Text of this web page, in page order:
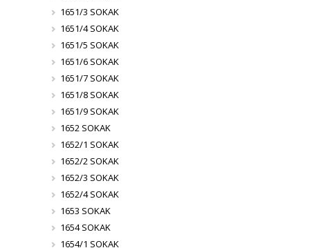
1651/3 SOKAK
1651/4 SOKAK
1651/5 SOKAK
1651/6 SOKAK
1651/7 SOKAK
1651/8 SOKAK
1651/9 SOKAK
1652 SOKAK
1652/1 SOKAK
1652/2 SOKAK
1652/3 SOKAK
1652/4 SOKAK
1653 SOKAK
1654 SOKAK
1654/1 SOKAK